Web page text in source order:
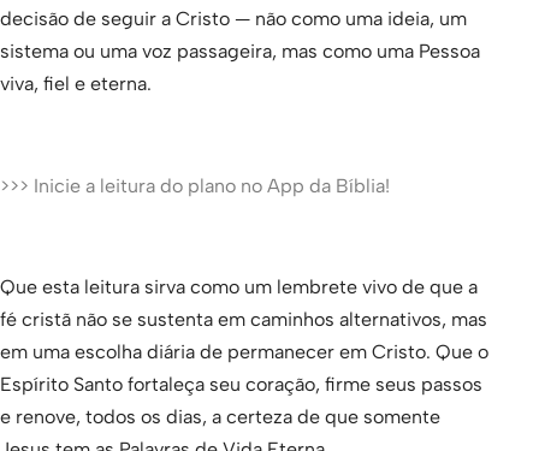
decisão de seguir a Cristo — não como uma ideia, um
sistema ou uma voz passageira, mas como uma Pessoa
viva, fiel e eterna.
>>> Inicie a leitura do plano no App da Bíblia!
Que esta leitura sirva como um lembrete vivo de que a
fé cristã não se sustenta em caminhos alternativos, mas
em uma escolha diária de permanecer em Cristo. Que o
Espírito Santo fortaleça seu coração, firme seus passos
e renove, todos os dias, a certeza de que somente